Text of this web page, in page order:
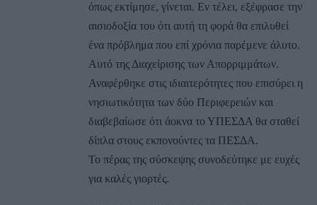
όπως εκτίμησε, γίνεται. Εν τέλει, εξέφρασε την
αισιοδοξία του ότι αυτή τη φορά θα επιλυθεί
ένα πρόβλημα που επί χρόνια παρέμενε άλυτο.
Αυτό της Διαχείρισης των Απορριμμάτων.
Αναφέρθηκε στις ιδιαιτερότητες που επισύρει η
νησιωτικότητα των δύο Περιφερειών και
διαβεβαίωσε ότι άοκνα το ΥΠΕΣΔΑ θα σταθεί
δίπλα στους εκπονούντες τα ΠΕΣΔΑ.
Το πέρας της σύσκεψης συνοδεύτηκε με ευχές
για καλές γιορτές.